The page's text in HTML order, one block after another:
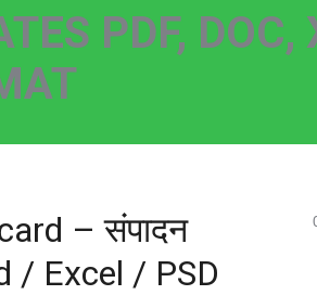
PDF, DOC,
– संपादन
/ Excel / PSD